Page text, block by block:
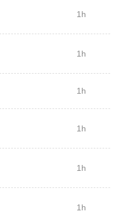
1h
1h
1h
1h
1h
1h